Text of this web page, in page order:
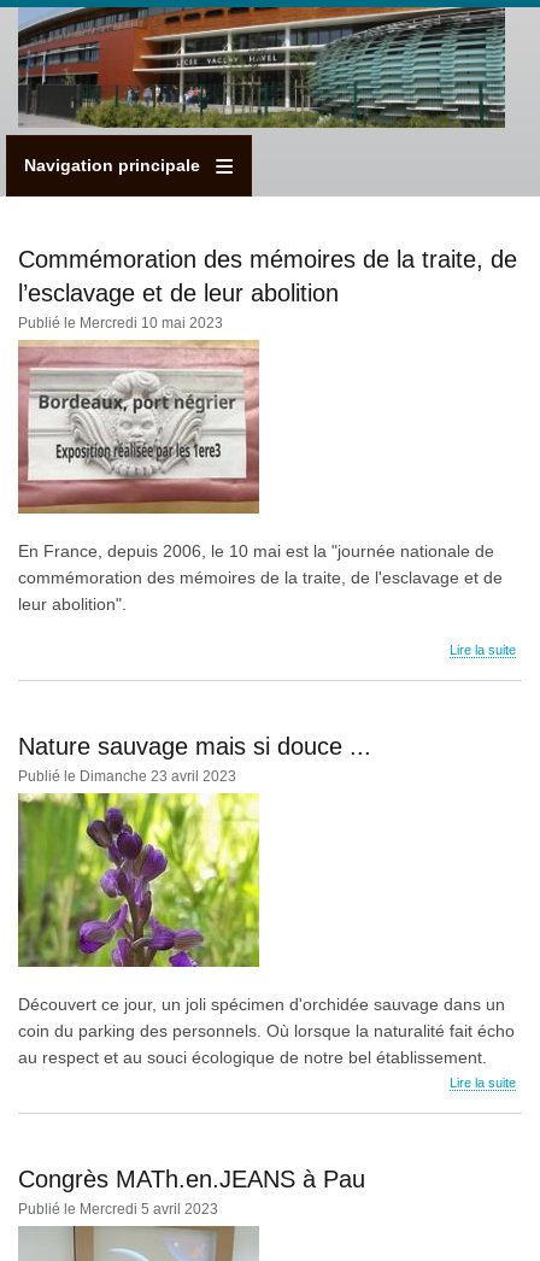
Aller
au
contenu
principal
Navigation principale
Commémoration des mémoires de la traite, de
l’esclavage et de leur abolition
Publié le Mercredi 10 mai 2023
En France, depuis 2006, le 10 mai est la "journée nationale de
commémoration des mémoires de la traite, de l'esclavage et de
leur abolition".
Lire la suite
Nature sauvage mais si douce ...
Publié le Dimanche 23 avril 2023
Découvert ce jour, un joli spécimen d'orchidée sauvage dans un
coin du parking des personnels. Où lorsque la naturalité fait écho
au respect et au souci écologique de notre bel établissement.
Lire la suite
Congrès MATh.en.JEANS à Pau
Publié le Mercredi 5 avril 2023